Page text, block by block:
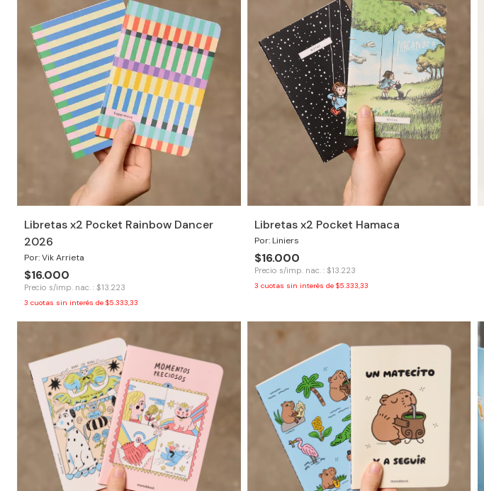
Libretas x2 Pocket Rainbow Dancer
2026
Por: Vik Arrieta
$16.000
Precio s/imp. nac. : $13.223
3 cuotas sin interés de $5.333,33
Libretas x2 Pocket Hamaca
Por: Liniers
$16.000
Precio s/imp. nac. : $13.223
3 cuotas sin interés de $5.333,33